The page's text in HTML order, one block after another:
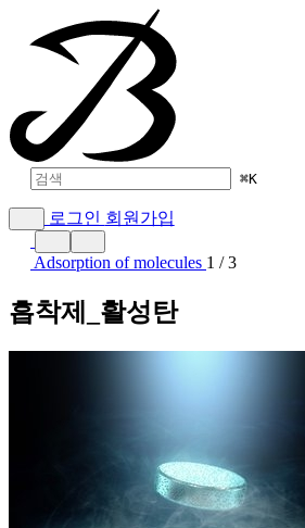
⌘K
로그인 회원가입
Adsorption of molecules 1 / 3
흡착제_활성탄